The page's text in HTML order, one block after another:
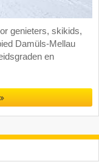
genieters, skikids,
Damüls-Mellau
en